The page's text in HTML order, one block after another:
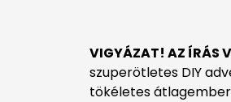
VIGYÁZAT! AZ ÍRÁS
szuperötletes DIY
tökéletes